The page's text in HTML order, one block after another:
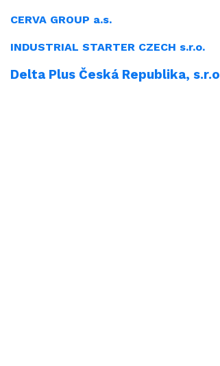
CERVA GROUP a.s.
INDUSTRIAL STARTER CZECH s.r.o.
Delta Plus Česká Republika, s.r.o